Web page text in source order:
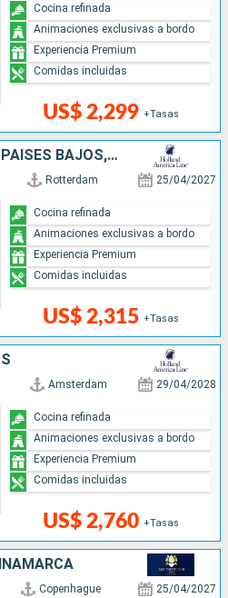
US$ 2,299 +Tasas
Cocina refinada
Animaciones exclusivas a bordo
Experiencia Premium
Comidas incluidas
DINAMARCA, NORUEGA, PAISES BAJOS, REINO UNIDO
Rotterdam 25/04/2027
US$ 2,315 +Tasas
Cocina refinada
Animaciones exclusivas a bordo
Experiencia Premium
Comidas incluidas
Amsterdam 29/04/2028
US$ 2,760 +Tasas
Cocina refinada
Animaciones exclusivas a bordo
Experiencia Premium
Comidas incluidas
Copenhague 25/04/2027